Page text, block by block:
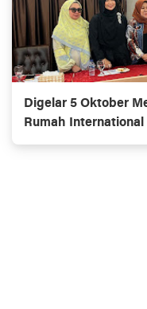
Digelar 5 Oktober
Rumah